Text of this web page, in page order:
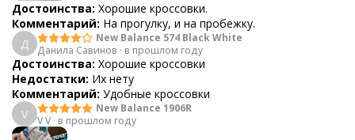
Достоинства: Хорошие кроссовки.
Комментарий: На прогулку, и на пробежку.
Д
New Balance 574 Black White
Данила Савинов · в прошлом году
Достоинства: Хорошие кроссовки
Недостатки: Их нету
Комментарий: Удобные кроссовки
V
New Balance 1906R
V V · в прошлом году